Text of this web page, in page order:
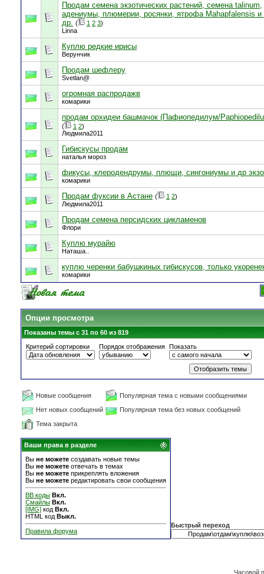
Продам семена экзотических растений, семена tаlinum,
адениумы, плюмерии, росянки, ятрофа Mahapfalensis
др. ( 1 2 3)
Linna
Куплю редкие ирисы
Верунчик
Продам шефлеру
Svetlan@
огромная распродажв
комарики
продам орхидеи башмачок (Пафиопедилум/
( 1 2)
Людмила2011
Гибискусы продам
наталья мороз
фикусы, клеродендрумы, плющи, сингониумы и др
комарики
Продам фуксии в Астане ( 1 2)
Людмила2011
Продам семена персидских цикламенов
Флори
Куплю мурайю
Наташа..
куплю черенки бабушкиных гибискусов, только
комарики
Опции просмотра
Показаны темы с 31 по 60 из 819
Критерий сортировки
Порядок отображения Показать
Новые сообщения
Популярная тема с новыми сообщениями
Нет новых сообщений
Популярная тема без новых сообщений
Тема закрыта
Ваши права в разделе
Вы не можете создавать новые темы
Вы не можете отвечать в темах
Вы не можете прикреплять вложения
Вы не можете редактировать свои сообщения
BB коды Вкл.
Смайлы Вкл.
[IMG] код Вкл.
HTML код Выкл.
Правила форума
Быстрый переход
Часовой